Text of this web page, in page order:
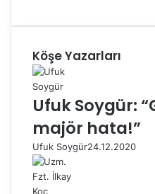
Köşe Yazarları
Ufuk Soygür:
majör hata!”
Ufuk Soygür24.12.2020